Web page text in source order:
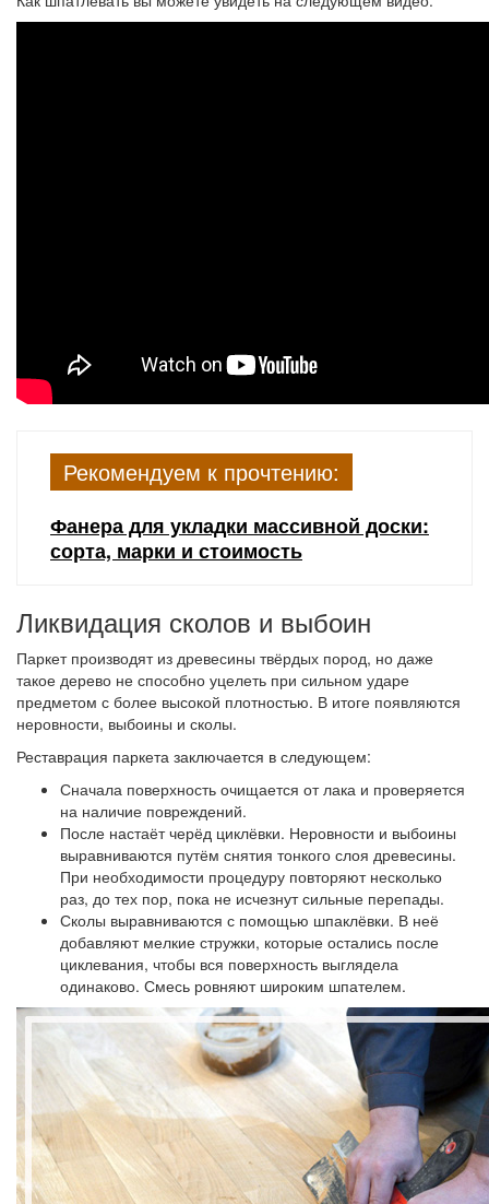
Рекомендуем к прочтению:
Фанера для укладки массивной доски:
сорта, марки и стоимость
Ликвидация сколов и выбоин
Паркет производят из древесины твёрдых пород, но даже
такое дерево не способно уцелеть при сильном ударе
предметом с более высокой плотностью. В итоге появляются
неровности, выбоины и сколы.
Реставрация паркета заключается в следующем:
Сначала поверхность очищается от лака и проверяется
на наличие повреждений.
После настаёт черёд циклёвки. Неровности и выбоины
выравниваются путём снятия тонкого слоя древесины.
При необходимости процедуру повторяют несколько
раз, до тех пор, пока не исчезнут сильные перепады.
Сколы выравниваются с помощью шпаклёвки. В неё
добавляют мелкие стружки, которые остались после
циклевания, чтобы вся поверхность выглядела
одинаково. Смесь ровняют широким шпателем.